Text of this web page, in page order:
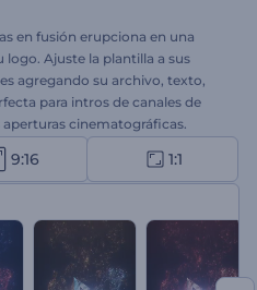
en fusión erupciona en una
logo. Ajuste la plantilla a sus
agregando su archivo, texto,
para intros de canales de
aperturas cinematográficas.
9:16 1:1